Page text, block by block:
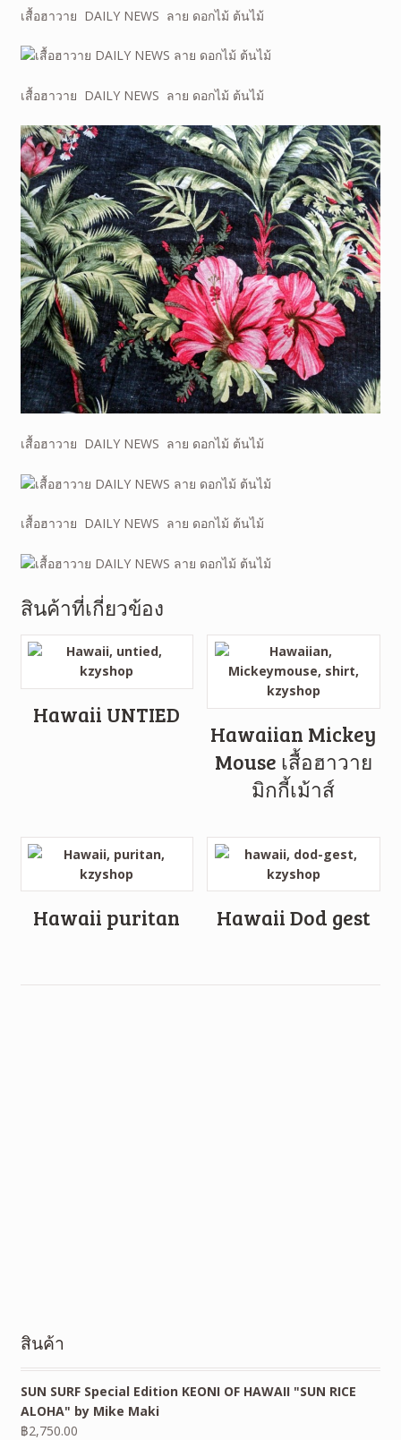
เสื้อฮาวาย DAILY NEWS ลาย ดอกไม้ ต้นไม้
เสื้อฮาวาย DAILY NEWS ลาย ดอกไม้ ต้นไม้
เสื้อฮาวาย DAILY NEWS ลาย ดอกไม้ ต้นไม้
เสื้อฮาวาย DAILY NEWS ลาย ดอกไม้ ต้นไม้
สินค้าที่เกี่ยวข้อง
Hawaii UNTIED
Hawaiian Mickey
Mouse เสื้อฮาวาย
มิกกี้เม้าส์
Hawaii puritan Hawaii Dod gest
สินค้า
SUN SURF Special Edition KEONI OF HAWAII "SUN RICE
ALOHA" by Mike Maki
฿2,750.00